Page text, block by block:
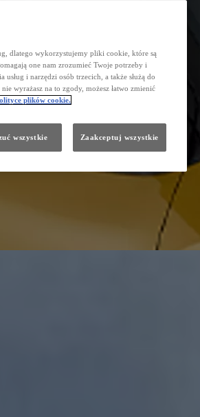
dlatego wykorzystujemy pliki cookie, które są
one nam zrozumieć Twoje potrzeby i
i narzędzi osób trzecich, a także służą do
wyrażasz na to zgody, możesz łatwo zmienić
plików cookie.
wszystkie Zaakceptuj wszystkie